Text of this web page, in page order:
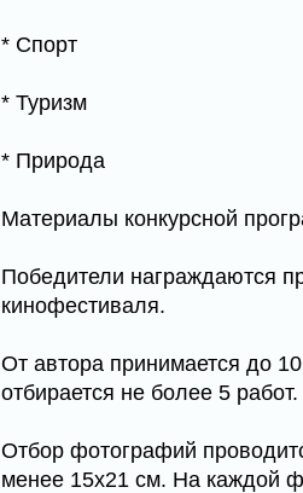
* Спорт
* Туризм
* Природа
Материалы конкурсной
Победители
кинофестиваля.
От автора принимается до
отбирается не более 5 работ.
Отбор фотографий
менее 15х21 см. На каждой